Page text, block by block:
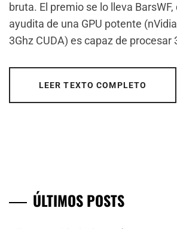
bruta. El premio se lo lleva BarsWF,
ayudita de una GPU potente
3Ghz CUDA) es capaz de procesar
LEER TEXTO COMPLETO
ÚLTIMOS POSTS